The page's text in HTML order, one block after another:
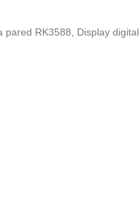
pared RK3588 Display